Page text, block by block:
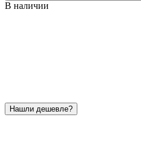
В наличии
Нашли дешевле?